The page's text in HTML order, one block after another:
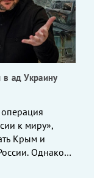
ад Украину
операция
к миру»,
Крым и
Однако